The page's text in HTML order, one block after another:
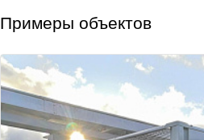
Примеры объектов